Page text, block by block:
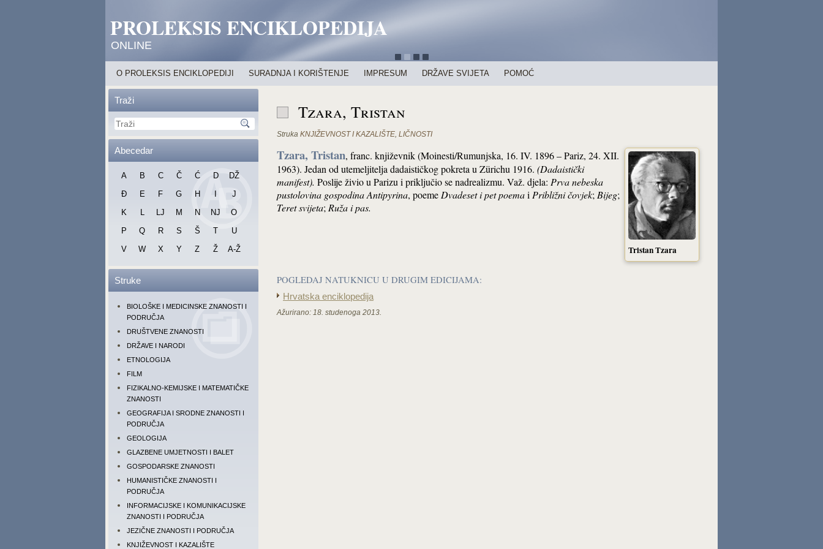
PROLEKSIS ENCIKLOPEDIJA
ONLINE
O PROLEKSIS ENCIKLOPEDIJI SURADNJA I KORIŠTENJE IMPRESUM DRŽAVE SVIJETA POMOĆ
Traži
Abecedar
A B C Č Ć D
DŽ
Đ
E F G H
J
K
L LJ M N NJ
O
P
Q R S Š T
U
V
W X Y Z Ž A-Ž
Struke
BIOLOŠKE I MEDICINSKE ZNANOSTI I
PODRUČJA
DRUŠTVENE ZNANOSTI
DRŽAVE I NARODI
ETNOLOGIJA
FILM
FIZIKALNO-KEMIJSKE I MATEMATIČKE
ZNANOSTI
GEOGRAFIJA I SRODNE ZNANOSTI I
PODRUČJA
GEOLOGIJA
GLAZBENE UMJETNOSTI I BALET
GOSPODARSKE ZNANOSTI
HUMANISTIČKE ZNANOSTI I
PODRUČJA
INFORMACIJSKE I KOMUNIKACIJSKE
ZNANOSTI I PODRUČJA
JEZIČNE ZNANOSTI I PODRUČJA
KNJIŽEVNOST I KAZALIŠTE
Tzara, Tristan
Struka KNJIŽEVNOST I KAZALIŠTE, LIČNOSTI
Tristan Tzara
Tzara, Tristan, franc. književnik (Moinesti/Rumunjska, 16. IV. 1896 – Pariz, 24. XII.
1963). Jedan od utemeljitelja dadaističkog pokreta u Zürichu 1916. (Dadaistički
manifest). Poslije živio u Parizu i priključio se nadrealizmu. Važ. djela: Prva nebeska
pustolovina gospodina Antipyrina, poeme Dvadeset i pet poemai Približni čovjek; Bijeg;
Teret svijeta; Ruža i pas.
POGLEDAJ NATUKNICU U DRUGIM EDICIJAMA:
Hrvatska enciklopedija
Ažurirano: 18. studenoga 2013.